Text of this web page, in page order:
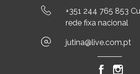
+351 244 765 853
rede fixa nacional
jutina@live.com.pt